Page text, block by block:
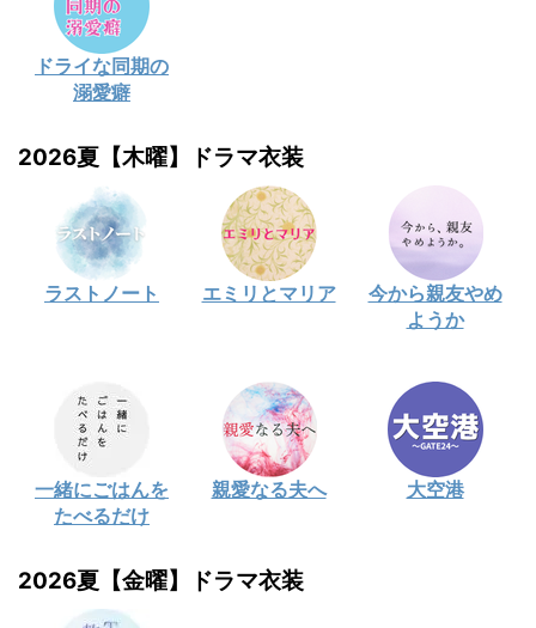
ドライな同期の
溺愛癖
2026夏【木曜】ドラマ衣装
ラストノート エミリとマリア
今から親友やめ
ようか
一緒にごはんを
たべるだけ
親愛なる夫へ 大空港
2026夏【金曜】ドラマ衣装